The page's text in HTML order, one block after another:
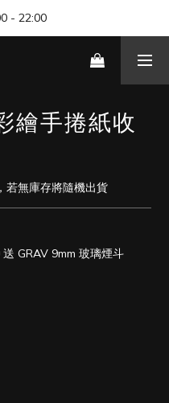
迎來找我們玩 🎊
- 22:00
迎來找我們玩 🎊
繪手捲紙收
若無庫存將隨機出貨
GRAV 9mm 玻璃煙斗